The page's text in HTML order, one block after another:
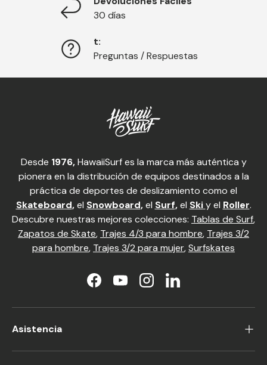
30 días
t:
Preguntas / Respuestas
Desde 1976,HawaiiSurf es la marca más auténtica y
pionera en la distribución de equipos destinados a la
práctica de deportes de deslizamiento como el
Skateboard,el Snowboard,el Surf,el Ski y el Roller.
Descubre nuestras mejores colecciones: Tablas de Surf,
Zapatos de Skate, Trajes 4/3 para hombre, Trajes 3/2
para hombre, Trajes 3/2 para mujer,Surfskates
FacebookYouTubeInstagramLinkedIn
Asistencia